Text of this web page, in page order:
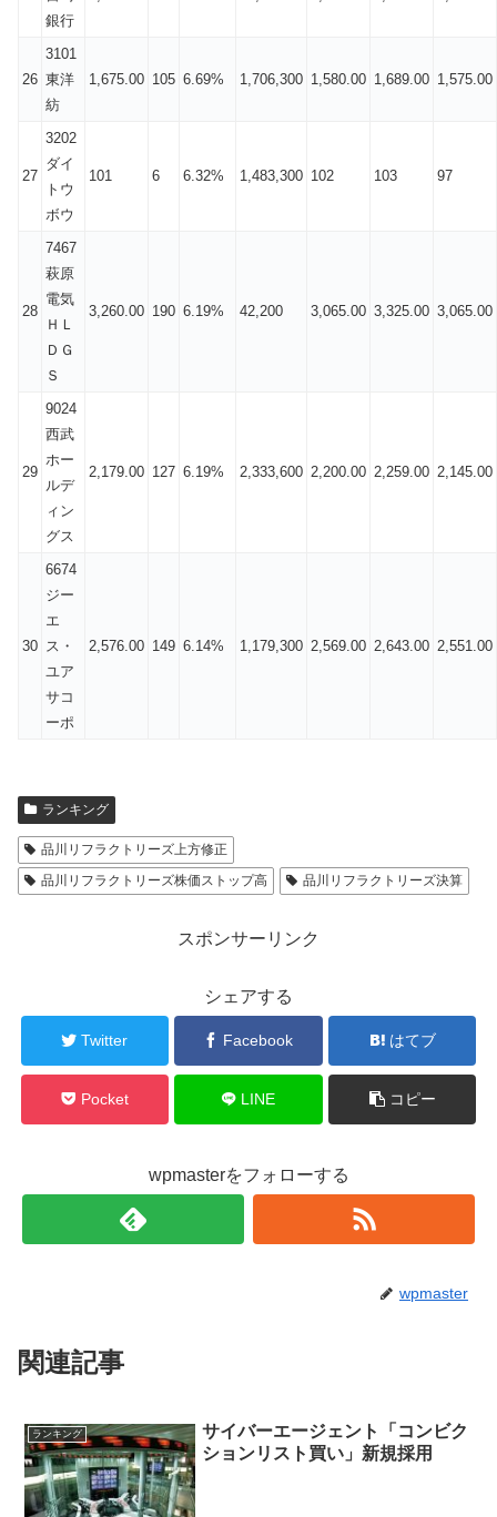
銀行
26
3101
東洋
紡
1,675.00 105 6.69% 1,706,300 1,580.00 1,689.00 1,575.00
27
3202
ダイ
トウ
ボウ
101 6 6.32% 1,483,300 102 103 97
28
7467
萩原
電気
ＨＬ
ＤＧ
Ｓ
3,260.00 190 6.19% 42,200 3,065.00 3,325.00 3,065.00
29
9024
西武
ホー
ルデ
ィン
グス
2,179.00 127 6.19% 2,333,600 2,200.00 2,259.00 2,145.00
30
6674
ジー
エ
ス・
ユア
サコ
ーポ
2,576.00 149 6.14% 1,179,300 2,569.00 2,643.00 2,551.00
ランキング
品川リフラクトリーズ上方修正
品川リフラクトリーズ株価ストップ高
品川リフラクトリーズ決算
スポンサーリンク
シェアする
Twitter Facebook はてブ
Pocket LINE コピー
wpmasterをフォローする
wpmaster
関連記事
ランキング
サイバーエージェント「コンビク
ションリスト買い」新規採用